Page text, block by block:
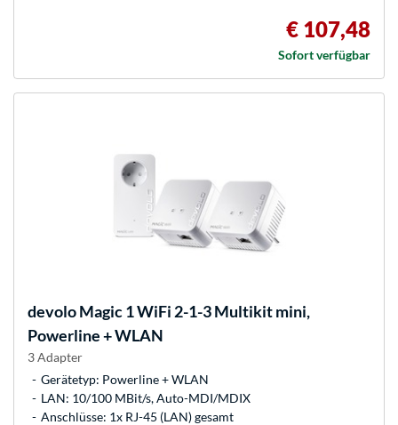
€ 107,48
Sofort verfügbar
devoloMagic 1 WiFi 2-1-3 Multikit mini,
Powerline + WLAN
3 Adapter
Gerätetyp: Powerline + WLAN
LAN: 10/100 MBit/s, Auto-MDI/MDIX
Anschlüsse: 1x RJ-45 (LAN) gesamt